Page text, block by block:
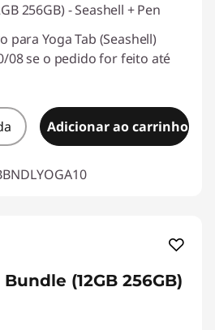
256GB) - Seashell + Pen
para Yoga Tab (Seashell)
08 se o pedido for feito até
Adicionar ao carrinho
(12GB 256GB)